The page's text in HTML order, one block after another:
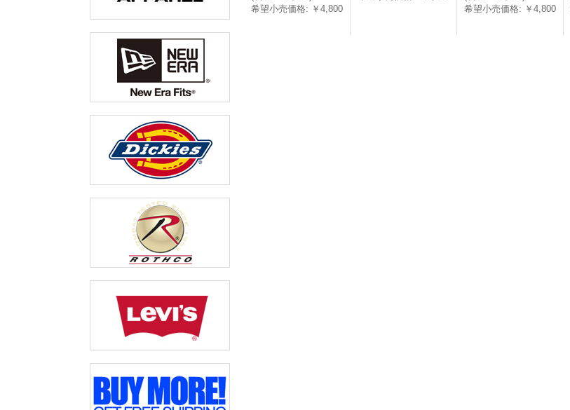
希望小売価格: ￥4,800
希望小売価格: ￥4,800